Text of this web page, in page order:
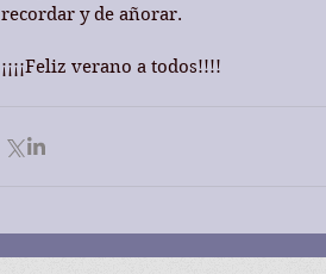
recordar y de añorar.
¡¡¡¡Feliz verano a todos!!!!